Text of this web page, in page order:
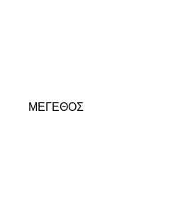
ΜΈΓΕΘΟΣ